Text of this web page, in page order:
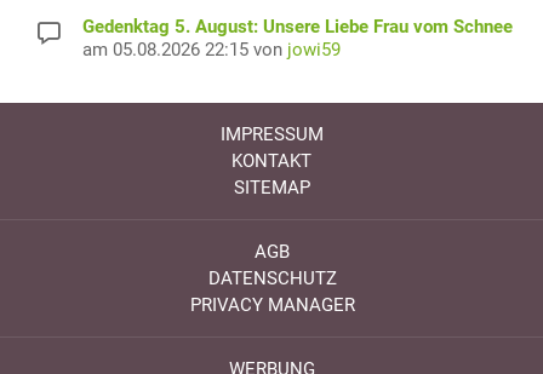
Gedenktag 5. August: Unsere Liebe Frau vom Schnee
am 05.08.2026 22:15 von jowi59
IMPRESSUM
KONTAKT
SITEMAP
AGB
DATENSCHUTZ
PRIVACY MANAGER
WERBUNG